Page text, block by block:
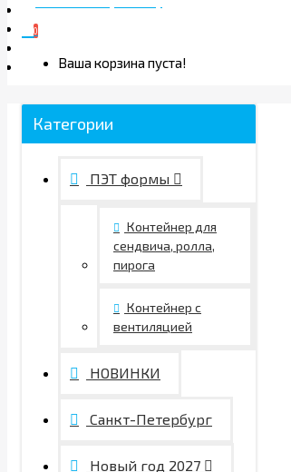
0
Ваша корзина пуста!
Категории
ПЭТ формы
Контейнер для
сендвича, ролла,
пирога
Контейнер с
вентиляцией
НОВИНКИ
Санкт-Петербург
Новый год 2027